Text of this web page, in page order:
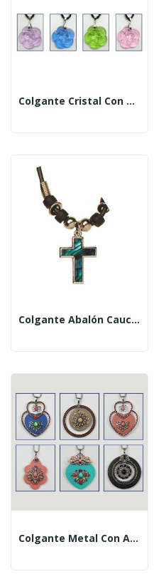
Colgante Cristal Con Cordón. Modelo Rosa. Colores
Colgante Abalón Caucho Cruz
Colgante Metal Con Abaloios Y PU. Modelo Pequeño S